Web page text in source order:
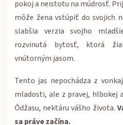
pokoj a neistotu na múdrosť.
môže žena vstúpiť do svojich
slabšia verzia svojho
rozvinutá bytosť, ktorá
vnútorným jasom.
Tento jas nepochádza z
mladosti, ale z pravej, hlbokej
Ódžasu, nektáru vášho života.
sa práve začína.